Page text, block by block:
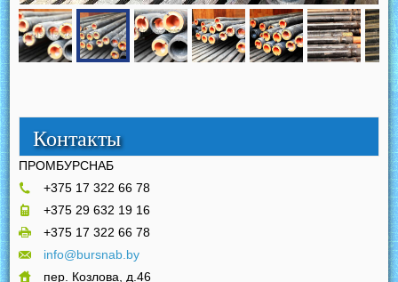
Контакты
ПРОМБУРСНАБ
+375 17 322 66 78
+375 29 632 19 16
+375 17 322 66 78
info@bursnab.by
пер. Козлова, д.46